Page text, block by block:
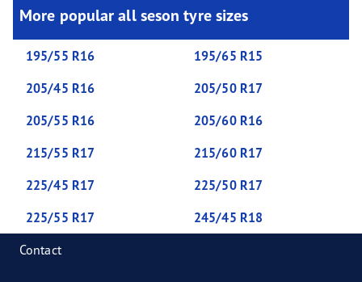
More popular all seson tyre sizes
195/55 R16
195/65 R15
205/45 R16
205/50 R17
205/55 R16
205/60 R16
215/55 R17
215/60 R17
225/45 R17
225/50 R17
225/55 R17
245/45 R18
Contact